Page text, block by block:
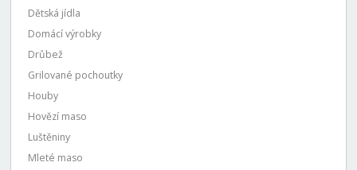
Dětská jídla
Domácí výrobky
Drůbež
Grilované pochoutky
Houby
Hovězí maso
Luštěniny
Mleté maso